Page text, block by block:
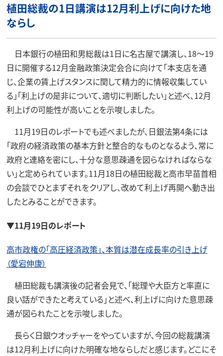
植田総裁の1日講演は12月利上げに向けた地
ならし
日本銀行の植田和男総裁は1日に名古屋で講演し、18〜19
日に開催する12月金融政策決定会合に向けて「本支店を通
じ、企業の賃上げスタンスに関して精力的に情報収集してい
る」「利上げの是非について、適切に判断したい」と述べ、12月
利上げの可能性が高いことを示唆しました。
11月19日のレポートでも述べましたが、日銀法第4条には
「政府の経済政策の基本方針と整合的なものとなるよう、常に
政府と連絡を密にし、十分な意思疎通を図らなければならな
い」と定められています。11月18日の植田総裁と高市早苗首相
の会談でひとまずそれをクリアし、改めて利上げ再開へ動き出
したとみることができます。
▼11月19日のレポート
高市政権の「高圧経済政策」、本質は潜在成長率の引き上げ
（愛宕伸康）
植田総裁も講演後の記者会見で、「総理や大臣方と率直に
良い話ができたと考えている」と述べ、利上げに向けた意思疎
通が図られたことを示唆しました。
長らく日銀ウオッチャーをやっていますが、今回の総裁講演
は12月利上げに向けた明確な地ならしだと感じます。どこにそ